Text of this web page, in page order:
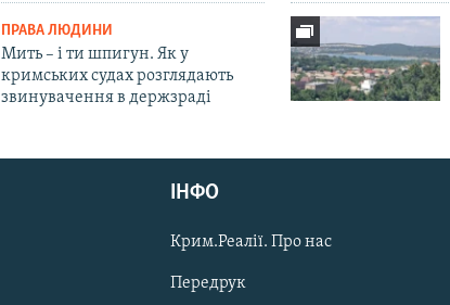
ПРАВА ЛЮДИНИ
Мить – і ти шпигун. Як у
кримських судах розглядають
звинувачення в держзраді
ІНФО
Крим.Реалії. Про нас
Передрук